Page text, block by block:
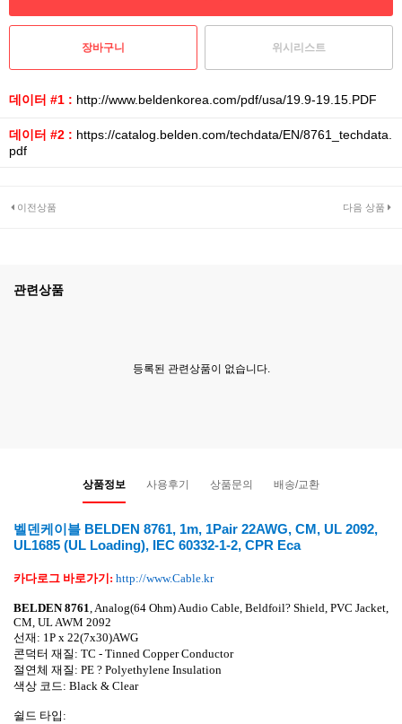
위시리스트
데이터 #1 : http://www.beldenkorea.com/pdf/usa/19.9-19.15.PDF
데이터 #2 : https://catalog.belden.com/techdata/EN/8761_techdata.
pdf
이전상품 다음 상품
관련상품
등록된 관련상품이 없습니다.
상품정보 사용후기 상품문의 배송/교환
벨덴케이블 BELDEN 8761, 1m, 1Pair 22AWG, CM, UL 2092,
UL1685 (UL Loading), IEC 60332-1-2, CPR Eca
카다로그 바로가기 : http://www.Cable.kr
BELDEN 8761,Analog(64 Ohm) Audio Cable, Beldfoil? Shield, PVC Jacket,
CM, UL AWM 2092
선재 : 1P x 22(7x30)AWG
콘덕터 재질 : TC - Tinned Copper Conductor
절연체 재질 : PE ? Polyethylene Insulation
색상 코드: Black & Clear
쉴드 타입 :